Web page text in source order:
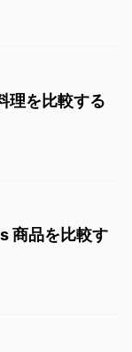
理を比較する
商品を比較す